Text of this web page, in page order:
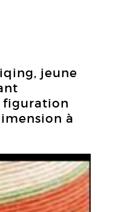
jeune
figuration
à